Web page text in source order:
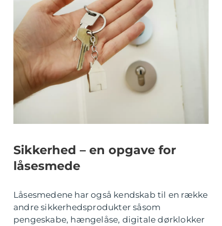
Sikkerhed – en opgave for
låsesmede
Låsesmedene har også kendskab til en række
andre sikkerhedsprodukter såsom
pengeskabe, hængelåse, digitale dørklokker